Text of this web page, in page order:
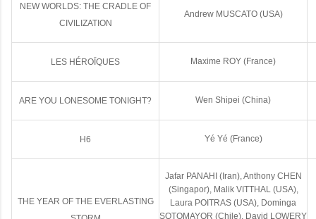
NEW WORLDS: THE CRADLE OF
CIVILIZATION
Andrew MUSCATO (USA)
LES HÉROÏQUES Maxime ROY (France)
ARE YOU LONESOME TONIGHT? Wen Shipei (China)
H6 Yé Yé (France)
THE YEAR OF THE EVERLASTING
Jafar PANAHI (Iran), Anthony CHEN
(Singapor), Malik VITTHAL (USA),
Laura POITRAS (USA), Dominga
SOTOMAYOR (Chile), David LOWERY